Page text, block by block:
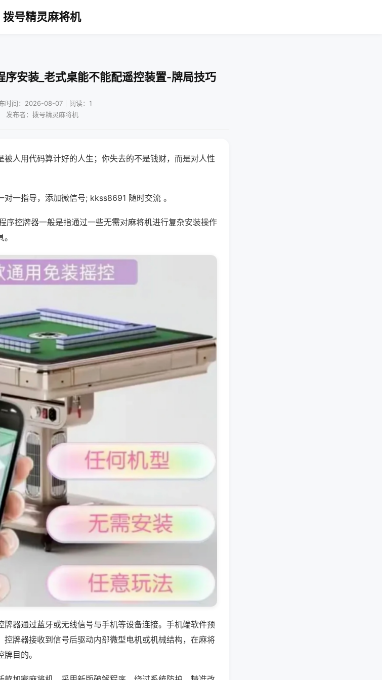
拨号精灵麻将机
序安装_老式桌能不能配遥控装置-牌局技巧
时间：2026-08-07｜阅读：1
发布者：拨号精灵麻将机
人用代码算计好的人生；你失去的不是钱财，而是对人性
一指导，添加微信号; kkss8691 随时交流 。
序控牌器一般是指通过一些无需对麻将机进行复杂安装操作
器通过蓝牙或无线信号与手机等设备连接。手机端软件预
牌器接收到信号后驱动内部微型电机或机械结构，在麻将
目的。